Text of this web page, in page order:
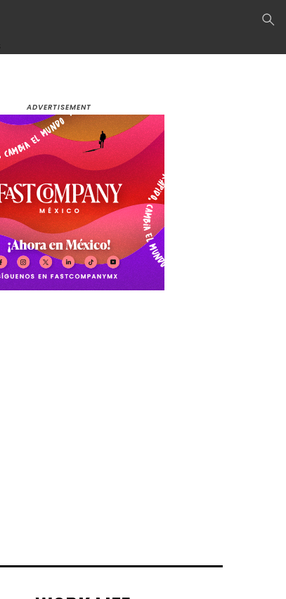
ADVERTISEMENT